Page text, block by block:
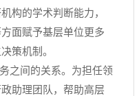
构的学术判断能力，
面赋予基层单位更多
策机制。
之间的关系。为担任领
助理团队，帮助高层